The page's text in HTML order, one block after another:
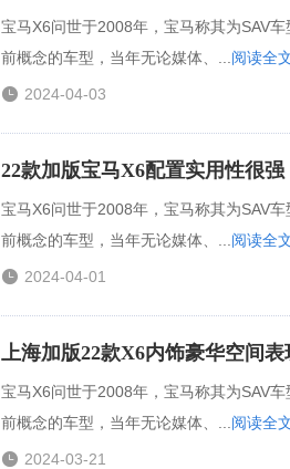
宝马X6问世于2008年，宝马称其为SAV
前概念的车型，当年无论媒体、... 阅读全
 2024-04-03
22款加版宝马X6配置实用性很强
宝马X6问世于2008年，宝马称其为SAV
前概念的车型，当年无论媒体、... 阅读全
 2024-04-01
上海加版22款X6内饰豪华空间表
宝马X6问世于2008年，宝马称其为SAV
前概念的车型，当年无论媒体、... 阅读全
 2024-03-21